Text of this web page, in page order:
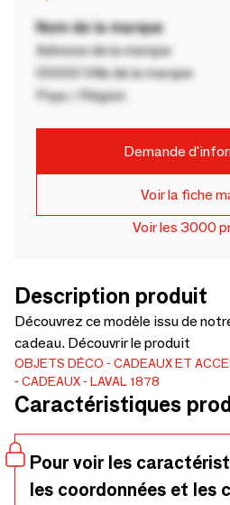
Nom de la marque
Adresse de la marque
00000 Ville de la marque
Pays / Région
Demande
Voir la fiche
Voir les 3000
Description produit
Découvrez ce modèle issu de
cadeau. Découvrir le produit
OBJETS DÉCO
CADEAUX ET
CADEAUX
LAVAL 1878
Caractéristiques
Pour voir les
les coordonnées et les